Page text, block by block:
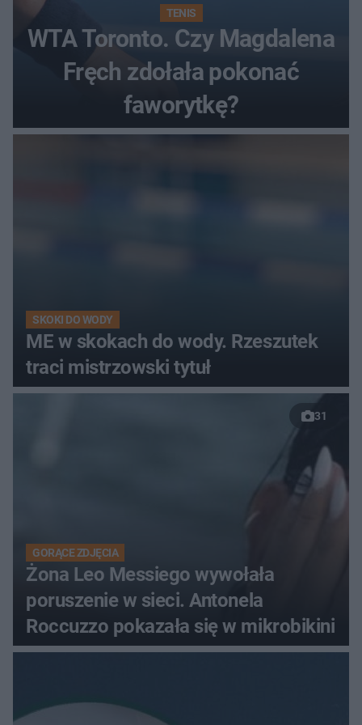
TENIS
WTA Toronto. Czy Magdalena
Fręch zdołała pokonać
faworytkę?
SKOKI DO WODY
ME w skokach do wody. Rzeszutek
traci mistrzowski tytuł
31
GORĄCE ZDJĘCIA
Żona Leo Messiego wywołała
poruszenie w sieci. Antonela
Roccuzzo pokazała się w mikrobikini